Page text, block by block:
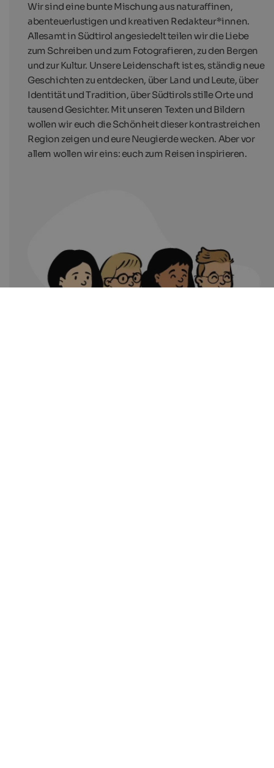
Wir sind eine bunte Mischung aus naturaffinen,
abenteuerlustigen und kreativen Redakteur*innen.
Allesamt in Südtirol angesiedelt teilen wir die Liebe
zum Schreiben und zum Fotografieren, zu den Bergen
und zur Kultur. Unsere Leidenschaft ist es, ständig neue
Geschichten zu entdecken, über Land und Leute, über
Identität und Tradition, über Südtirols stille Orte und
tausend Gesichter. Mit unseren Texten und Bildern
wollen wir euch die Schönheit dieser kontrastreichen
Region zeigen und eure Neugierde wecken. Aber vor
allem wollen wir eins: euch zum Reisen inspirieren.